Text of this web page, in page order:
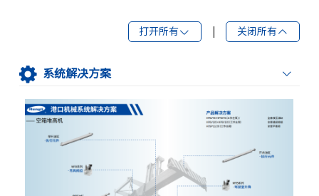
打开所有 关闭所有
系统解决方案